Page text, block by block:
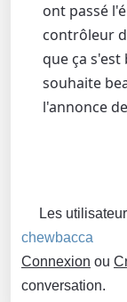
ont passé
contrôleur
que ça s'est
souhaite
l'annonce
Les
chewbacca
Connexion ou
conversation.